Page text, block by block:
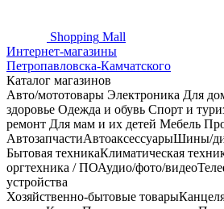
Shopping Mall
Интернет-магазины
Петропавловска-Камчатского
Каталог магазинов
Авто/мототовары Электроника Для
здоровье Одежда и обувь Спорт и
ремонт Для мам и их детей Мебель
АвтозапчастиАвтоаксессуарыШины/
Бытовая техникаКлиматическая
оргтехника / ПОАудио/фото/видео
устройства
Хозяйственно-бытовые товары